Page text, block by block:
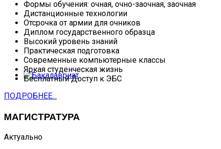
Формы обучения: очная, очно-заочная, заочная
Дистанционные технологии
Отсрочка от армии для очников
Диплом государственного образца
Высокий уровень знаний
Практическая подготовка
Современные компьютерные классы
Яркая студенческая жизнь
Бесплатный Доступ к ЭБС
ПОДРОБНЕЕ...
МАГИСТРАТУРА
Актуально